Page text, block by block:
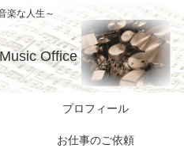
楽な人生～
Office
プロフィール
お仕事のご依頼